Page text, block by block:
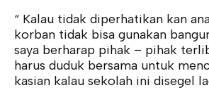
“ Kalau tidak diperhatikan kan
korban tidak bisa gunakan
saya berharap pihak – pihak
harus duduk bersama untuk
kasian kalau sekolah ini disegel